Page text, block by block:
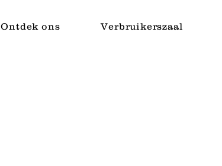
Ontdek ons Verbruikerszaal